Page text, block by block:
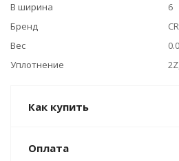
B ширина
6
Бренд
Вес
Уплотнение
Как купить
Оплата